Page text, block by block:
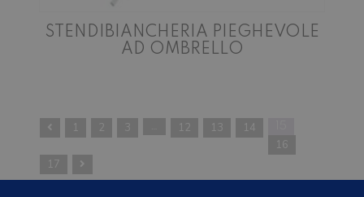
STENDIBIANCHERIA PIEGHEVOLE
AD OMBRELLO
1 2 3 12 13 14
16
17